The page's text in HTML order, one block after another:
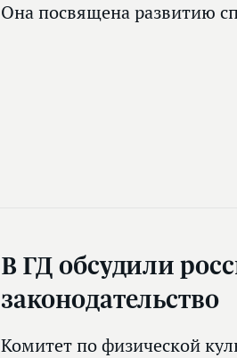
Она посвящена развитию
В ГД обсудили
законодательство
Комитет по физической